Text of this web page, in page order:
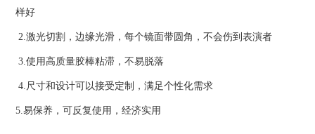
样好
2.激光切割，边缘光滑，每个镜面带圆角，不会伤到表演者
3.使用高质量胶棒粘滞，不易脱落
4.尺寸和设计可以接受定制，满足个性化需求
5.易保养，可反复使用，经济实用